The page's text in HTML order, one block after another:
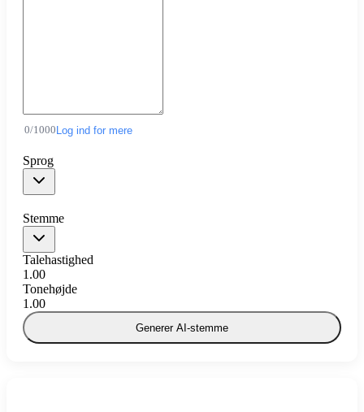
0/1000 Log ind for mere
Sprog
Stemme
Talehastighed
1.00
Tonehøjde
1.00
Generer AI-stemme